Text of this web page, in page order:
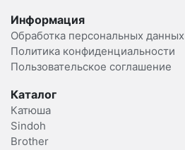
Информация
Обработка персональных данных
Политика конфиденциальности
Пользовательское соглашение
Каталог
Катюша
Sindoh
Brother